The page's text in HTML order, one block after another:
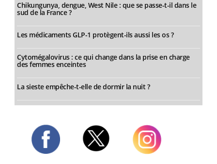
Chikungunya, dengue, West Nile : que se passe-t-il dans le
sud de la France ?
Les médicaments GLP-1 protègent-ils aussi les os ?
Cytomégalovirus : ce qui change dans la prise en charge
des femmes enceintes
La sieste empêche-t-elle de dormir la nuit ?